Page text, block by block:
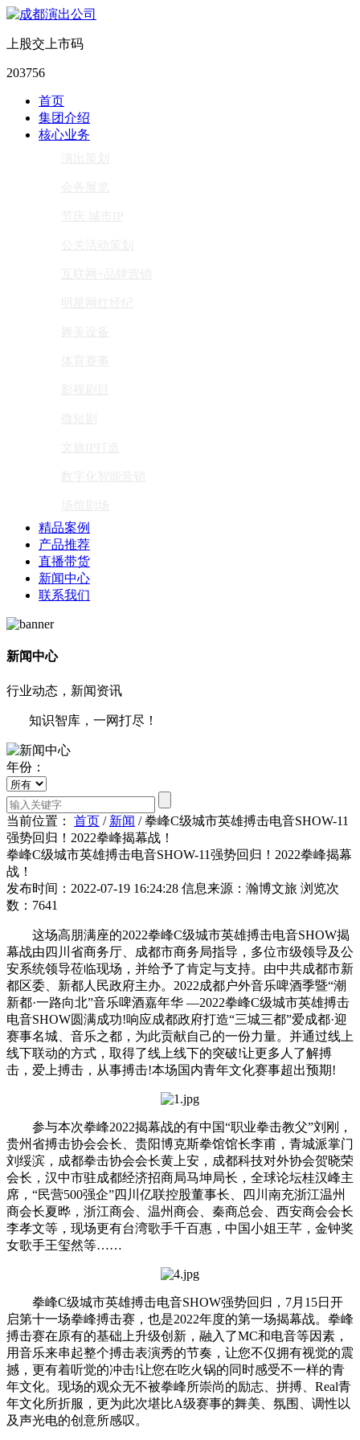
上股交上市码
203756
首页
集团介绍
核心业务
精品案例
产品推荐
直播带货
新闻中心
联系我们
新闻中心
行业动态，新闻资讯
知识智库，一网打尽！
年份：
当前位置： 首页 / 新闻 /拳峰C级城市英雄搏击电音SHOW-11
强势回归！2022拳峰揭幕战！
拳峰C级城市英雄搏击电音SHOW-11强势回归！2022拳峰揭幕
战！
发布时间：2022-07-19 16:24:28 信息来源：瀚博文旅 浏览次
数：7641
这场高朋满座的2022拳峰C级城市英雄搏击电音SHOW揭
幕战由四川省商务厅、成都市商务局指导，多位市级领导及公
安系统领导莅临现场，并给予了肯定与支持。由中共成都市新
都区委、新都人民政府主办。2022成都户外音乐啤酒季暨“潮
新都·一路向北”音乐啤酒嘉年华 —2022拳峰C级城市英雄搏击
电音SHOW圆满成功!响应成都政府打造“三城三都”爱成都·迎
赛事名城、音乐之都，为此贡献自己的一份力量。并通过线上
线下联动的方式，取得了线上线下的突破!让更多人了解搏
击，爱上搏击，从事搏击!本场国内青年文化赛事超出预期!
参与本次拳峰2022揭幕战的有中国“职业拳击教父”刘刚，
贵州省搏击协会会长、贵阳博克斯拳馆馆长李甫，青城派掌门
刘绥滨，成都拳击协会会长黄上安，成都科技对外协会贺晓荣
会长，汉中市驻成都经济招商局马坤局长，全球论坛桂汉峰主
席，“民营500强企”四川亿联控股董事长、四川南充浙江温州
商会长夏晔，浙江商会、温州商会、秦商总会、西安商会会长
李孝文等，现场更有台湾歌手千百惠，中国小姐王芊，金钟奖
女歌手王玺然等……
拳峰C级城市英雄搏击电音SHOW强势回归，7月15日开
启第十一场拳峰搏击赛，也是2022年度的第一场揭幕战。拳峰
搏击赛在原有的基础上升级创新，融入了MC和电音等因素，
用音乐来串起整个搏击表演秀的节奏，让您不仅拥有视觉的震
撼，更有着听觉的冲击!让您在吃火锅的同时感受不一样的青
年文化。现场的观众无不被拳峰所崇尚的励志、拼搏、Real青
年文化所折服，更为此次堪比A级赛事的舞美、氛围、调性以
及声光电的创意所感叹。